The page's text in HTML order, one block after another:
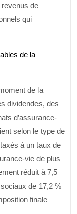
de
qui
de la
de la
dividendes, des
d’assurance-
selon le type de
à un taux de
vie de plus
réduit à 7,5
de 17,2 %
finale